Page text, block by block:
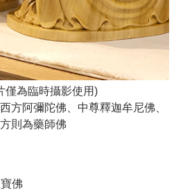
僅為臨時攝影使用)
方阿彌陀佛、中尊釋迦牟尼佛、
則為藥師佛
佛